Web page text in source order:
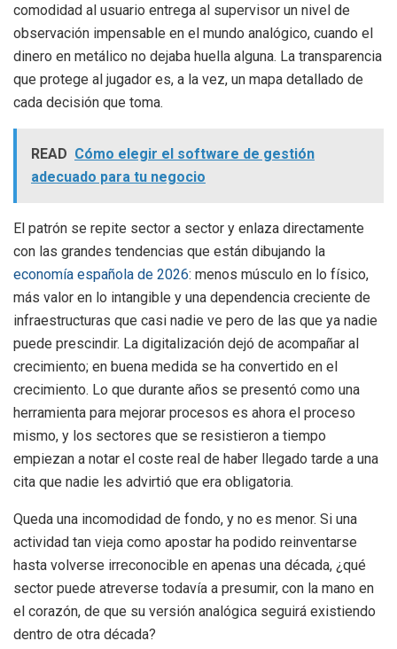
comodidad al usuario entrega al supervisor un nivel de
observación impensable en el mundo analógico, cuando el
dinero en metálico no dejaba huella alguna. La transparencia
que protege al jugador es, a la vez, un mapa detallado de
cada decisión que toma.
READ Cómo elegir el software de gestión
adecuado para tu negocio
El patrón se repite sector a sector y enlaza directamente
con las grandes tendencias que están dibujando la
economía española de 2026: menos músculo en lo físico,
más valor en lo intangible y una dependencia creciente de
infraestructuras que casi nadie ve pero de las que ya nadie
puede prescindir. La digitalización dejó de acompañar al
crecimiento; en buena medida se ha convertido en el
crecimiento. Lo que durante años se presentó como una
herramienta para mejorar procesos es ahora el proceso
mismo, y los sectores que se resistieron a tiempo
empiezan a notar el coste real de haber llegado tarde a una
cita que nadie les advirtió que era obligatoria.
Queda una incomodidad de fondo, y no es menor. Si una
actividad tan vieja como apostar ha podido reinventarse
hasta volverse irreconocible en apenas una década, ¿qué
sector puede atreverse todavía a presumir, con la mano en
el corazón, de que su versión analógica seguirá existiendo
dentro de otra década?